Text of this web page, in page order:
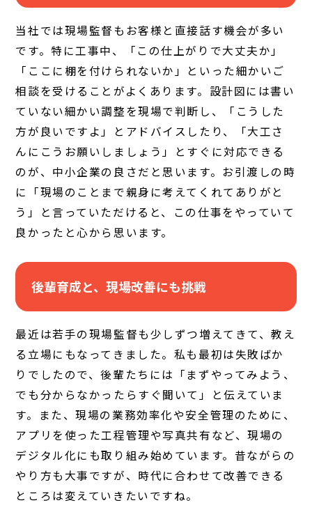
当社では現場監督もお客様と直接話す機会が多い
です。特に工事中、「この仕上がりで大丈夫か」
「ここに棚を付けられないか」といった細かいご
相談を受けることがよくあります。設計図には書い
ていない細かい調整を現場で判断し、「こうした
方が良いですよ」とアドバイスしたり、「大工さ
んにこうお願いしましょう」とすぐに対応できる
のが、中小企業の良さだと思います。お引渡しの時
に「現場のことまで親身に考えてくれてありがと
う」と言っていただけると、この仕事をやっていて
良かったと心から思います。
後輩育成と、現場改善にも挑戦
最近は若手の現場監督も少しずつ増えてきて、教え
る立場にもなってきました。私も最初は失敗ばか
りでしたので、後輩たちには「まずやってみよう、
でも分からなかったらすぐ聞いて」と伝えていま
す。また、現場の業務効率化や安全管理のために、
アプリを使った工程管理や写真共有など、現場の
デジタル化にも取り組み始めています。昔ながらの
やり方も大事ですが、時代に合わせて改善できる
ところは変えていきたいですね。